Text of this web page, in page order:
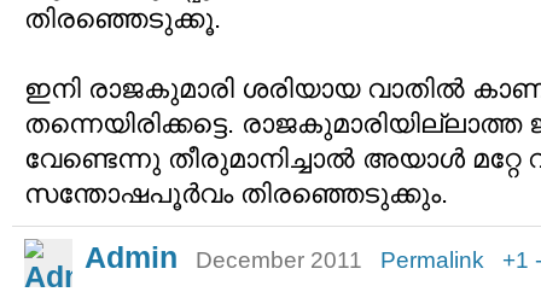
തിരഞ്ഞെടുക്കൂ.
ഇനി രാജകുമാരി ശരിയായ വാതില്‍
തന്നെയിരിക്കട്ടെ. രാജകുമാരിയില്ലാത്ത
വേണ്ടെന്നു തീരുമാനിച്ചാല്‍ അയാള്‍ മറ്റേ
സന്തോഷപൂര്‍വം തിരഞ്ഞെടുക്കും.
Admin December 2011 Permalink +1